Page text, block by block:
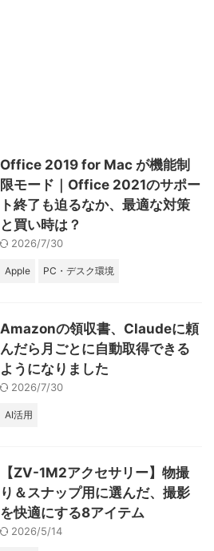
Office 2019 for Mac が機能制
限モード｜Office 2021のサポー
ト終了も迫るなか、最適な対策
と買い時は？
2026/7/30
Apple PC・デスク環境
Amazonの領収書、Claudeに頼
んだら月ごとに自動取得できる
ようになりました
2026/7/30
AI活用
【ZV-1M2アクセサリー】物撮
り＆スナップ用に選んだ、撮影
を快適にする8アイテム
2026/5/14